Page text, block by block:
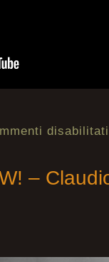
disabilitati
–